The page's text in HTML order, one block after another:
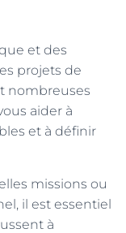
et des
projets de
nombreuses
aider à
et à définir
missions ou
il est essentiel
à